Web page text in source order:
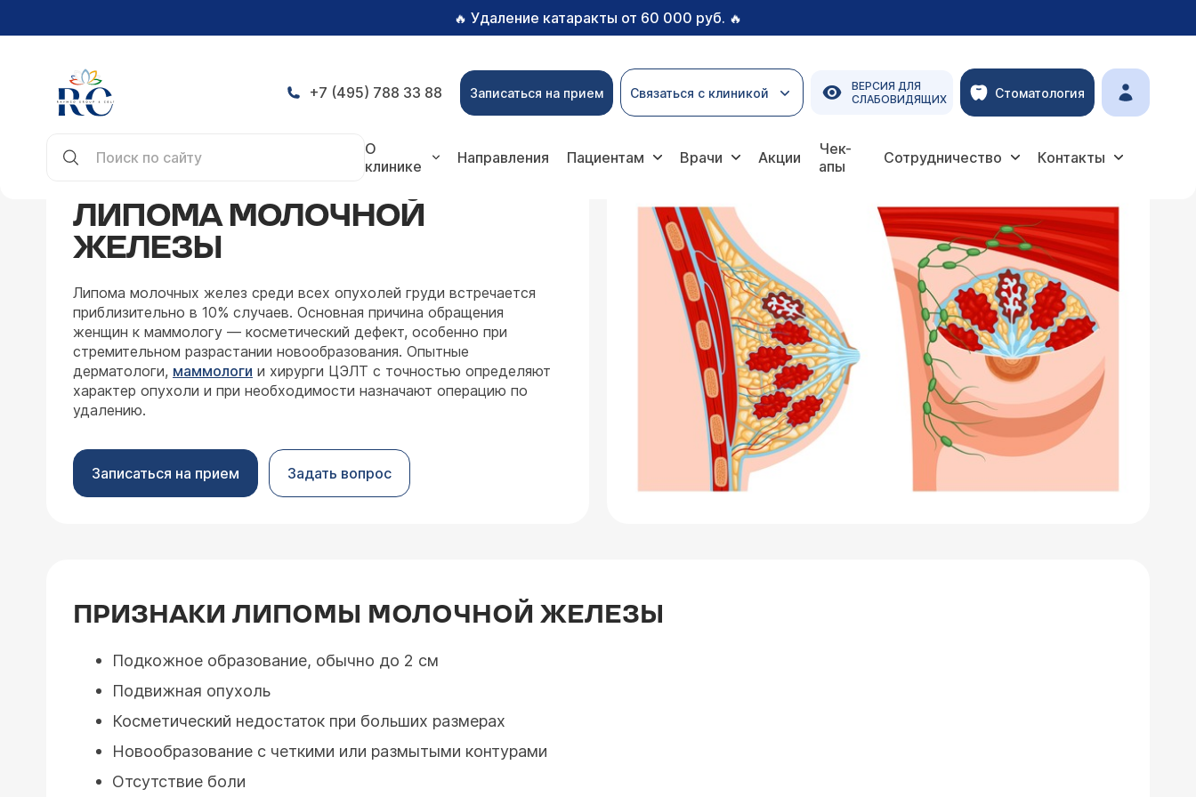
🔥 Удаление катаракты от 60 000 руб. 🔥
+7 (495) 788 33 88 Записаться на прием Связаться с клиникой
ВЕРСИЯ ДЛЯ
СЛАБОВИДЯЩИХ
Стоматология
О
клинике
Направления Пациентам Врачи Акции
Чек-
апы
Сотрудничество Контакты
ЛИПОМА МОЛОЧНОЙ
ЖЕЛЕЗЫ
Липома молочных желез среди всех опухолей груди встречается
приблизительно в 10% случаев. Основная причина обращения
женщин к маммологу — косметический дефект, особенно при
стремительном разрастании новообразования. Опытные
дерматологи, маммологи и хирурги ЦЭЛТ с точностью определяют
характер опухоли и при необходимости назначают операцию по
удалению.
Записаться на прием Задать вопрос
ПРИЗНАКИ ЛИПОМЫ МОЛОЧНОЙ ЖЕЛЕЗЫ
Подкожное образование, обычно до 2 см
Подвижная опухоль
Косметический недостаток при больших размерах
Новообразование с четкими или размытыми контурами
Отсутствие боли